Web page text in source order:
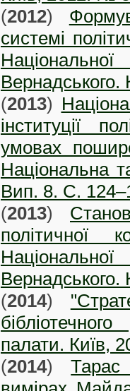
(2012)
системі
(2013)
інституції
умовах
Національна
Вип. 8. C.
(2013)
політичної
(2014)
палати. Київ,
(2014)